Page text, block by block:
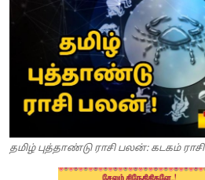
தமிழ் புத்தாண்டு ராசி பலன்: கடகம் ராசி